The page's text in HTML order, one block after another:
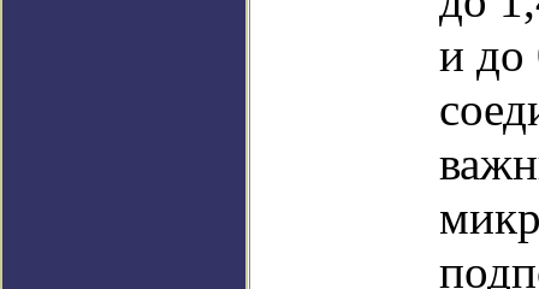
и до